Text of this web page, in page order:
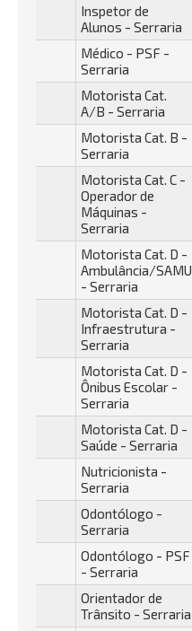
Inspetor de
Alunos - Serraria
Médico - PSF -
Serraria
Motorista Cat.
A/B - Serraria
Motorista Cat. B -
Serraria
Motorista Cat. C -
Operador de
Máquinas -
Serraria
Motorista Cat. D -
Ambulância/SAMU
- Serraria
Motorista Cat. D -
Infraestrutura -
Serraria
Motorista Cat. D -
Ônibus Escolar -
Serraria
Motorista Cat. D -
Saúde - Serraria
Nutricionista -
Serraria
Odontólogo -
Serraria
Odontólogo - PSF
- Serraria
Orientador de
Trânsito - Serraria